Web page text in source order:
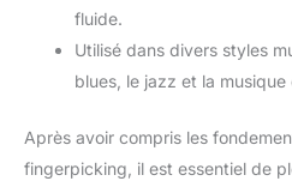
fluide.
Utilisé dans divers styles
blues, le jazz et la musique
Après avoir compris les
fingerpicking, il est essentiel de